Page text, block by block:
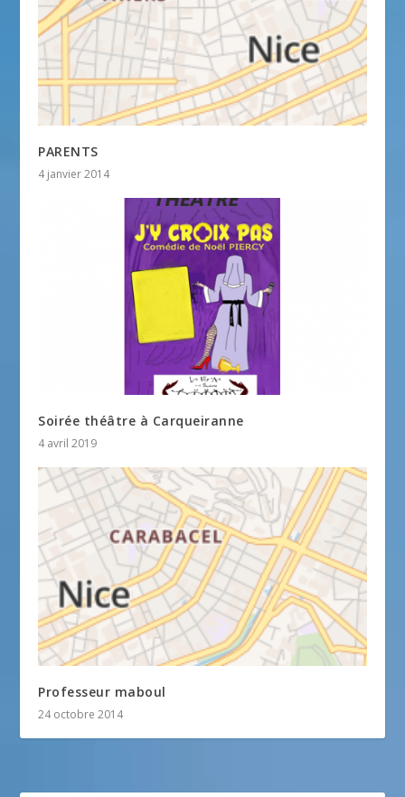
PARENTS
4 janvier 2014
Soirée théâtre à Carqueiranne
4 avril 2019
Professeur maboul
24 octobre 2014